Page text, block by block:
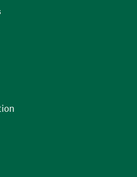
(opens in a new window)